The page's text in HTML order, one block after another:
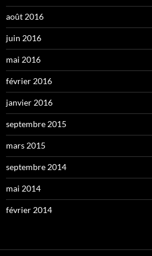
août 2016
juin 2016
mai 2016
février 2016
janvier 2016
septembre 2015
mars 2015
septembre 2014
mai 2014
février 2014